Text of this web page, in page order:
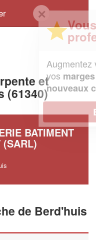
et
(61340)
BATIMENT
(SARL)
de Berd'huis
un
chiffre d'affaireset
en gagnant de
!
plus